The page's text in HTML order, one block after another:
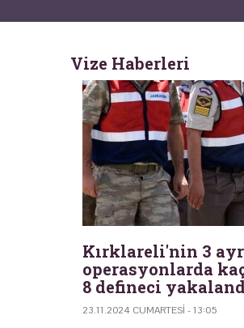
Vize Haberleri
Kırklareli'nin 3
operasyonlarda
8 defineci
23.11.2024 CUMARTESI - 13:05